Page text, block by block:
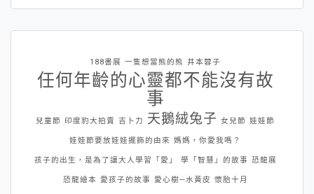
188書展 一隻想當熊的熊 井本蓉子
任何年齡的心靈都不能沒有故
事
兒童節 印度豹大拍賣 吉卜力 天鵝絨兔子 女兒節 娃娃節
娃娃節要放娃娃擺飾的由來 媽媽，你愛我嗎？
孩子的出生，是為了讓大人學習「愛」 學「智慧」的故事 恐龍展
恐龍繪本 愛孩子的故事 愛心樹─水黃皮 懷胎十月